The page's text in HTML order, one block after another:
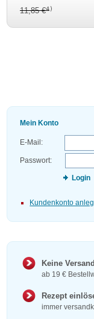
11,85 €4)
Mein Konto
E-Mail:
Passwort:
Login
Kundenkonto
Keine
ab 19 €
Rezept
immer